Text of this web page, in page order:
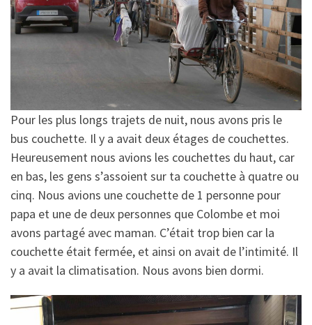
Pour les plus longs trajets de nuit, nous avons pris le
bus couchette. Il y a avait deux étages de couchettes.
Heureusement nous avions les couchettes du haut, car
en bas, les gens s’assoient sur ta couchette à quatre ou
cinq. Nous avions une couchette de 1 personne pour
papa et une de deux personnes que Colombe et moi
avons partagé avec maman. C’était trop bien car la
couchette était fermée, et ainsi on avait de l’intimité. Il
y a avait la climatisation. Nous avons bien dormi.